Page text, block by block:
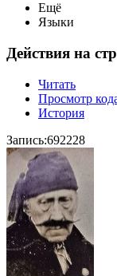
Ещё
Языки
Действия на
Читать
Просмотр
История
Запись:692228